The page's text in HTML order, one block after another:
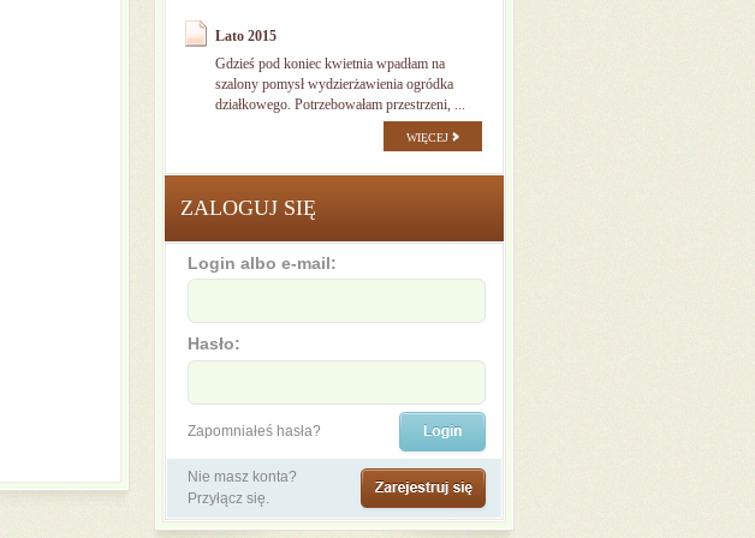
Lato 2015
Gdzieś pod koniec kwietnia wpadłam na
szalony pomysł wydzierżawienia ogródka
działkowego. Potrzebowałam przestrzeni, ...
WIĘCEJ
ZALOGUJ SIĘ
Login albo e-mail:
Hasło:
Zapomniałeś hasła?
Nie masz konta?
Przyłącz się.